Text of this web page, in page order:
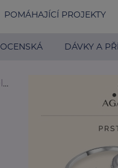
POMÁHAJÍCÍ PROJEKTY
DÁVKY A